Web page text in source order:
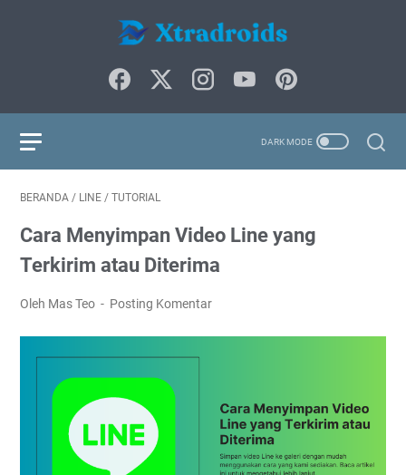
BERANDA / LINE / TUTORIAL
Cara Menyimpan Video Line yang
Terkirim atau Diterima
Oleh Mas Teo Posting Komentar